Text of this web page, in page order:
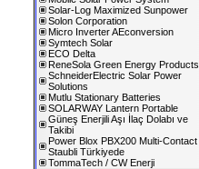
Solar-Log Maximized Sunpower
Solon Corporation
Micro Inverter AEconversion
Symtech Solar
ECO Delta
ReneSola Green Energy Products
SchneiderElectric Solar Power
Solutions
Mutlu Stationary Batteries
SOLARWAY Lantern Portable
Güneş Enerjili Aşı İlaç Dolabı ve
Takibi
Power Blox PBX200 Multi-Contact
Staubli Türkiyede
TommaTech / CW Enerji